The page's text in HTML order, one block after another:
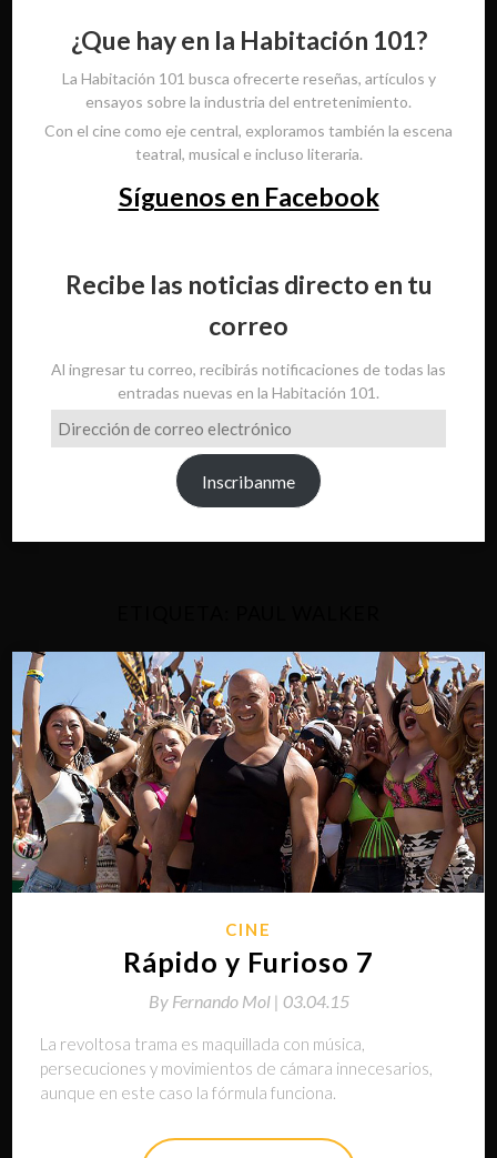
¿Que hay en la Habitación 101?
La Habitación 101 busca ofrecerte reseñas, artículos y
ensayos sobre la industria del entretenimiento.
Con el cine como eje central, exploramos también la escena
teatral, musical e incluso literaria.
Síguenos en Facebook
Recibe las noticias directo en tu
correo
Al ingresar tu correo, recibirás notificaciones de todas las
entradas nuevas en la Habitación 101.
Dirección
de
Inscribanme
CINE
Rápido y Furioso 7
By Fernando Mol | 03.04.15
La revoltosa trama es maquillada con música,
persecuciones y movimientos de cámara innecesarios,
aunque en este caso la fórmula funciona.